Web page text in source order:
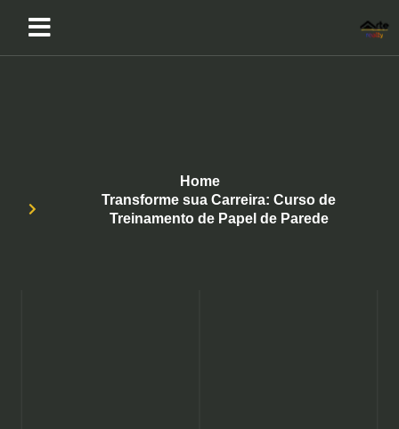
Home
Transforme sua Carreira: Curso de
Treinamento de Papel de Parede